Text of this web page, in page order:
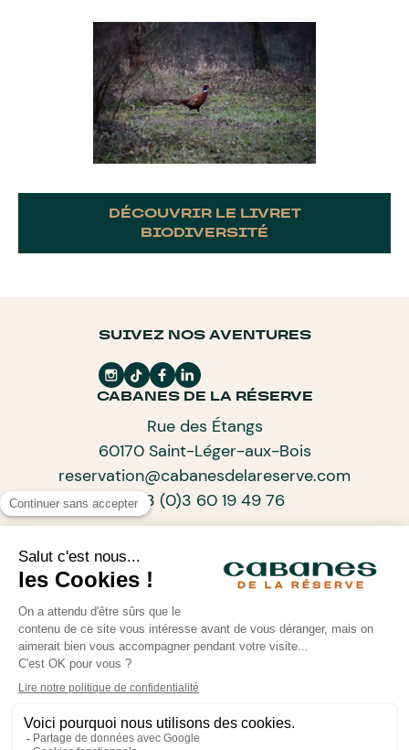
DÉCOUVRIR LE LIVRET
BIODIVERSITÉ
SUIVEZ NOS AVENTURES
CABANES DE LA RÉSERVE
Rue des Étangs
60170 Saint-Léger-aux-Bois
reservation@cabanesdelareserve.com
+33 (0)3 60 19 49 76
ARTISANS D’UN TOURISME DE PROGRÈS
ABONNEZ-VOUS À NOTRE NEWSLETTER